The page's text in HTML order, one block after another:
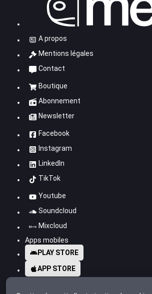
A propos
Mentions légales
Contact
Boutique
Abonnement
Newsletter
Facebook
Instagram
LinkedIn
TikTok
Youtube
Soundcloud
Mixcloud
Apps mobiles
PLAY STORE
APP STORE